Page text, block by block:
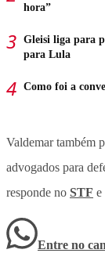
hora”
Gleisi liga para
para Lula
Como foi a
Valdemar também
advogados para
responde no STF e
Entre no